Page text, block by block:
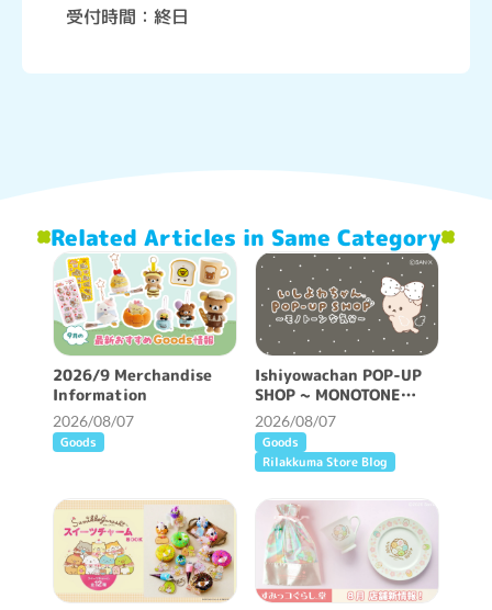
受付時間：終日
Related Articles in Same Category
2026/9 Merchandise
Information
2026/08/07
Goods
Ishiyowachan POP-UP
SHOP ~ MONOTONE
FEELING ~ will be held!
2026/08/07
Goods
Rilakkuma Store Blog